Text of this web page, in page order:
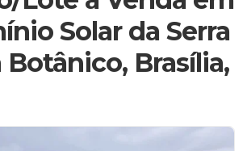
Solar da Serra
Brasília,